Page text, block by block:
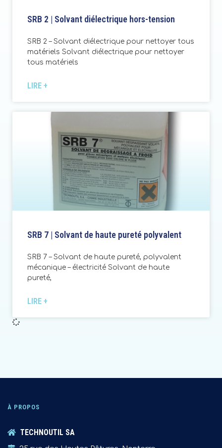
SRB 2 | Solvant diélectrique hors-tension
SRB 2 – Solvant diélectrique pour nettoyer tous
matériels Solvant diélectrique pour nettoyer
tous matériels
LIRE +
SRB 7 | Solvant de haute pureté polyvalent
SRB 7 – Solvant de haute pureté, polyvalent
mécanique – électricité Solvant de haute
pureté,
LIRE +
À PROPOS
TECHNOUTIL SA